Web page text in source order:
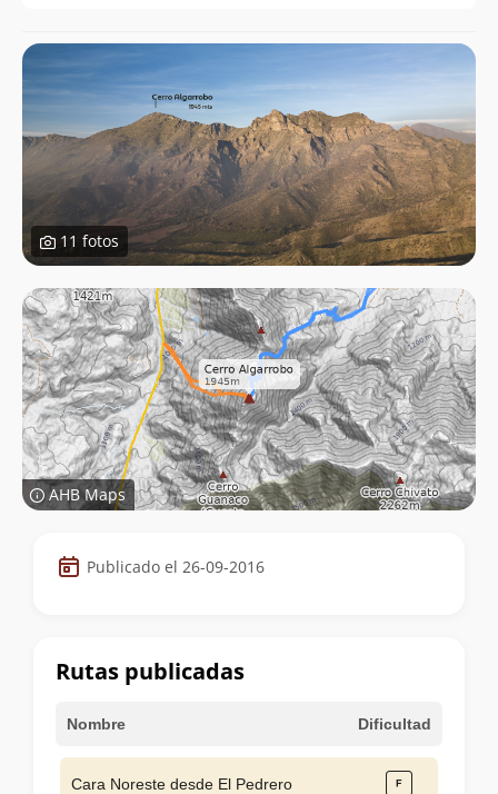
11 fotos
AHB Maps
Datos
de
cumbre
Publicado el 26-09-2016
Rutas publicadas
Nombre Dificultad
Cara Noreste desde El Pedrero